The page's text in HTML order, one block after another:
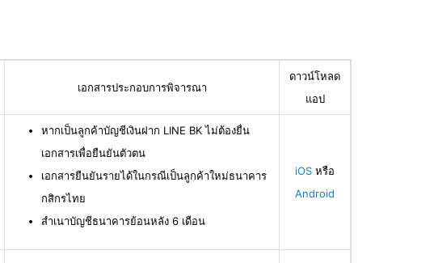
เอกสารประกอบการพิจารณา
ดาวน์โหลด
แอป
หากเป็นลูกค้าบัญชีเงินฝาก LINE BK ไม่ต้องยื่น
เอกสารเพื่อยืนยันตัวตน
เอกสารยืนยันรายได้ในกรณีเป็นลูกค้าใหม่ธนาคาร
กสิกรไทย
สำเนาบัญชีธนาคารย้อนหลัง 6 เดือน
iOS หรือ
Android